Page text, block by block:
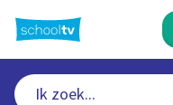
naar
hoofdinhoud